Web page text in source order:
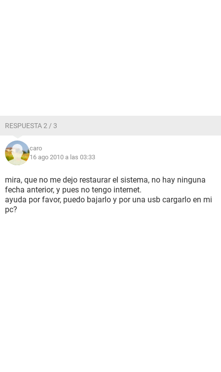
RESPUESTA 2 / 3
caro
16 ago 2010 a las 03:33
mira, que no me dejo restaurar el sistema, no hay ninguna
fecha anterior, y pues no tengo internet.
ayuda por favor, puedo bajarlo y por una usb cargarlo en mi
pc?